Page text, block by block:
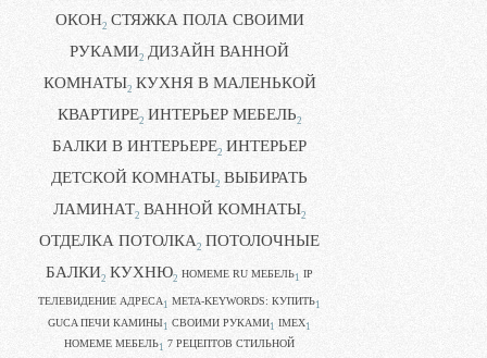
ОКОН2 СТЯЖКА ПОЛА СВОИМИ
РУКАМИ2 ДИЗАЙН ВАННОЙ
КОМНАТЫ2 КУХНЯ В МАЛЕНЬКОЙ
КВАРТИРЕ2 ИНТЕРЬЕР МЕБЕЛЬ2
БАЛКИ В ИНТЕРЬЕРЕ2 ИНТЕРЬЕР
ДЕТСКОЙ КОМНАТЫ2 ВЫБИРАТЬ
ЛАМИНАТ2 ВАННОЙ КОМНАТЫ2
ОТДЕЛКА ПОТОЛКА2 ПОТОЛОЧНЫЕ
БАЛКИ2 КУХНЮ2 HOMEME RU МЕБЕЛЬ1 IP
ТЕЛЕВИДЕНИЕ АДРЕСА 1 META-KEYWORDS: КУПИТЬ1
GUCA ПЕЧИ КАМИНЫ1 CВОИМИ РУКАМИ1 IMEX1
HOMEME МЕБЕЛЬ1 7 РЕЦЕПТОВ СТИЛЬНОЙ